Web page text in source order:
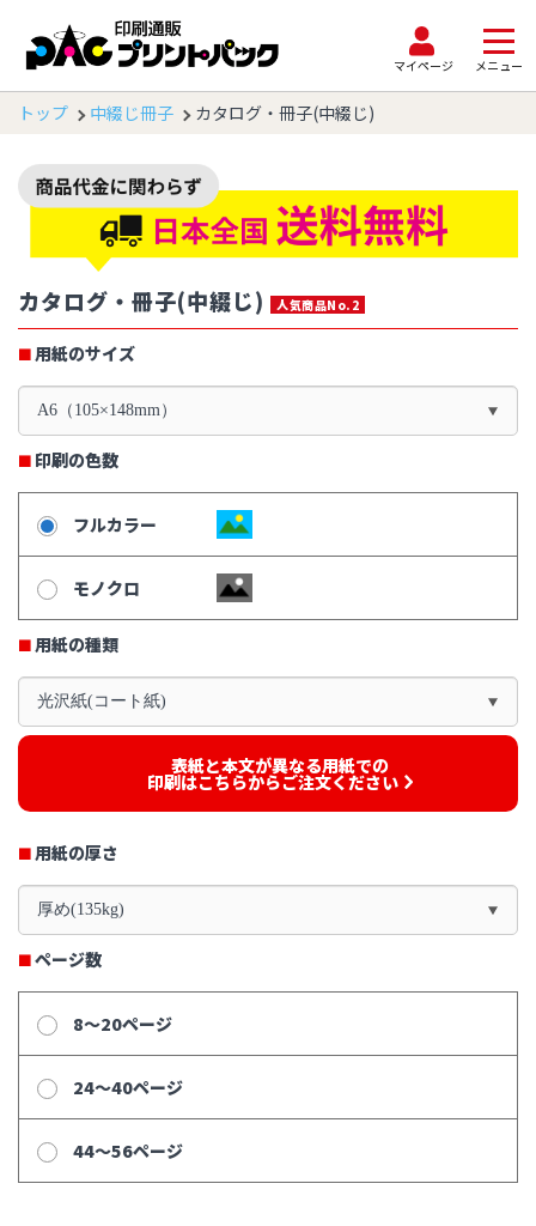
マイページ メニュー
トップ 中綴じ冊子 カタログ・冊子(中綴じ)
カタログ・冊子(中綴じ) 人気商品No.2
用紙のサイズ
A6（105×148mm）
印刷の色数
フルカラー
モノクロ
用紙の種類
光沢紙(コート紙)
表紙と本文が異なる用紙での
印刷はこちらからご注文ください
用紙の厚さ
厚め(135kg)
ページ数
8～20ページ
24～40ページ
44～56ページ